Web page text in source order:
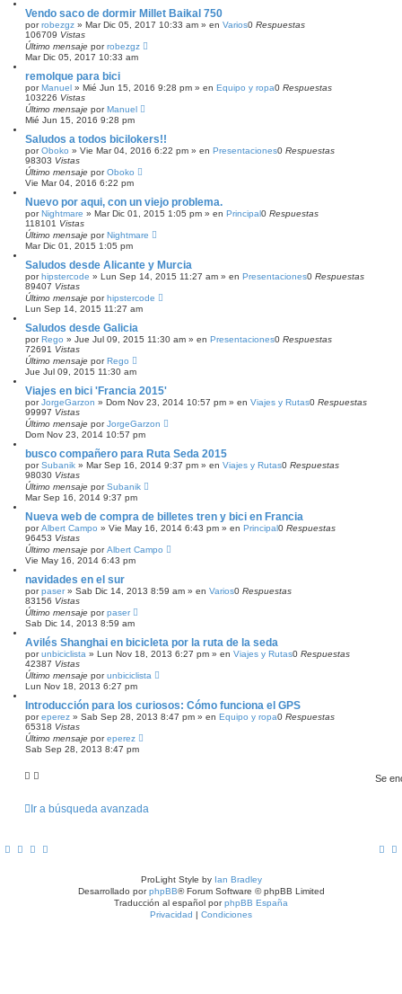
Vendo saco de dormir Millet Baikal 750
porrobezgz » Mar Dic 05, 2017 10:33 am » en Varios0 Respuestas
106709 Vistas
Último mensaje porrobezgz
Mar Dic 05, 2017 10:33 am
remolque para bici
porManuel » Mié Jun 15, 2016 9:28 pm » en Equipo y ropa0 Respuestas
103226 Vistas
Último mensaje porManuel
Mié Jun 15, 2016 9:28 pm
Saludos a todos bicilokers!!
porOboko » Vie Mar 04, 2016 6:22 pm » en Presentaciones0 Respuestas
98303 Vistas
Último mensaje porOboko
Vie Mar 04, 2016 6:22 pm
Nuevo por aqui, con un viejo problema.
porNightmare » Mar Dic 01, 2015 1:05 pm » en Principal0 Respuestas
118101 Vistas
Último mensaje porNightmare
Mar Dic 01, 2015 1:05 pm
Saludos desde Alicante y Murcia
porhipstercode » Lun Sep 14, 2015 11:27 am » en Presentaciones0 Respuestas
89407 Vistas
Último mensaje porhipstercode
Lun Sep 14, 2015 11:27 am
Saludos desde Galicia
porRego » Jue Jul 09, 2015 11:30 am » en Presentaciones0 Respuestas
72691 Vistas
Último mensaje porRego
Jue Jul 09, 2015 11:30 am
Viajes en bici 'Francia 2015'
porJorgeGarzon » Dom Nov 23, 2014 10:57 pm » en Viajes y Rutas0 Respuestas
99997 Vistas
Último mensaje porJorgeGarzon
Dom Nov 23, 2014 10:57 pm
busco compañero para Ruta Seda 2015
porSubanik » Mar Sep 16, 2014 9:37 pm » en Viajes y Rutas0 Respuestas
98030 Vistas
Último mensaje porSubanik
Mar Sep 16, 2014 9:37 pm
Nueva web de compra de billetes tren y bici en Francia
porAlbert Campo » Vie May 16, 2014 6:43 pm » en Principal0 Respuestas
96453 Vistas
Último mensaje porAlbert Campo
Vie May 16, 2014 6:43 pm
navidades en el sur
porpaser» Sab Dic 14, 2013 8:59 am » en Varios0 Respuestas
83156 Vistas
Último mensaje porpaser
Sab Dic 14, 2013 8:59 am
Avilés Shanghai en bicicleta por la ruta de la seda
porunbiciclista » Lun Nov 18, 2013 6:27 pm » en Viajes y Rutas0 Respuestas
42387 Vistas
Último mensaje porunbiciclista
Lun Nov 18, 2013 6:27 pm
Introducción para los curiosos: Cómo funciona el GPS
poreperez » Sab Sep 28, 2013 8:47 pm » en Equipo y ropa0 Respuestas
65318 Vistas
Último mensaje poreperez
Sab Sep 28, 2013 8:47 pm
Se
Ir a búsqueda avanzada
ProLight Style by Ian Bradley
Desarrollado porphpBB® Forum Software © phpBB Limited
Traducción al español porphpBB España
Privacidad | Condiciones